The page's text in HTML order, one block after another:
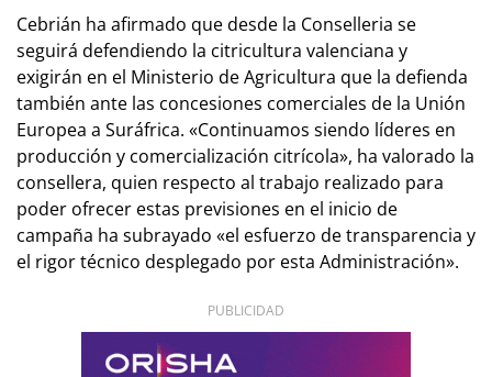
Cebrián ha afirmado que desde la Conselleria se
seguirá defendiendo la citricultura valenciana y
exigirán en el Ministerio de Agricultura que la defienda
también ante las concesiones comerciales de la Unión
Europea a Suráfrica. «Continuamos siendo líderes en
producción y comercialización citrícola», ha valorado la
consellera, quien respecto al trabajo realizado para
poder ofrecer estas previsiones en el inicio de
campaña ha subrayado «el esfuerzo de transparencia y
el rigor técnico desplegado por esta Administración».
PUBLICIDAD